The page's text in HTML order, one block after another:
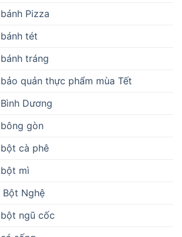
Pizza
tét
tráng
quản thực phẩm mùa Tết
Dương
gòn
cà phê
mì
Bột Nghệ
ngũ cốc